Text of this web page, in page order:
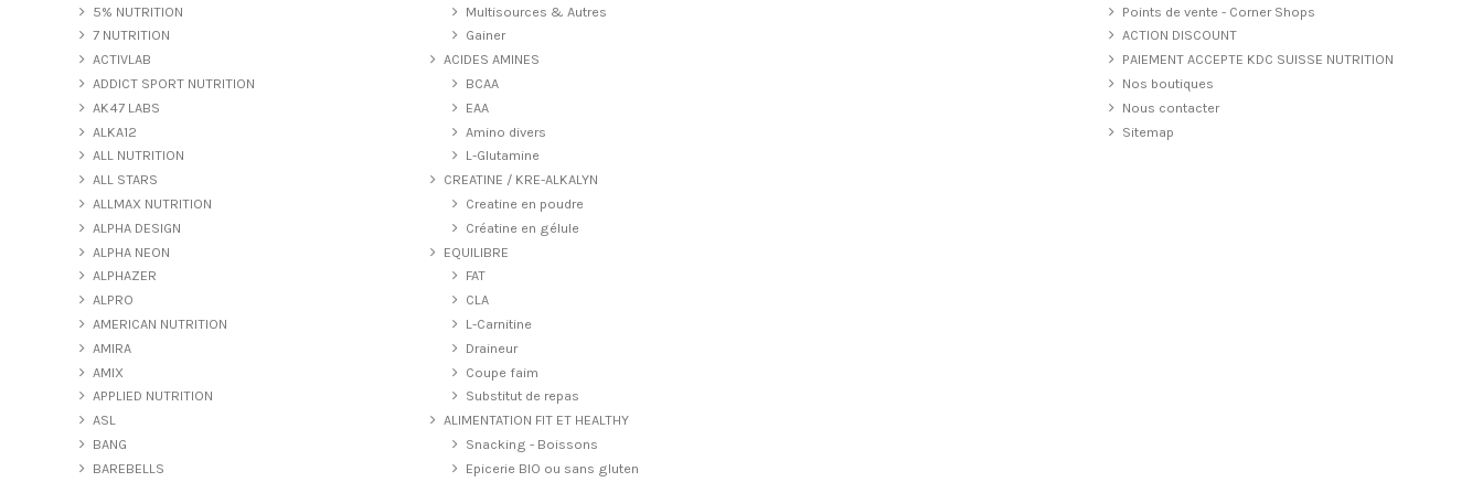
5% NUTRITION
7 NUTRITION
ACTIVLAB
ADDICT SPORT NUTRITION
AK47 LABS
ALKA12
ALL NUTRITION
ALL STARS
ALLMAX NUTRITION
ALPHA DESIGN
ALPHA NEON
ALPHAZER
ALPRO
AMERICAN NUTRITION
AMIRA
AMIX
APPLIED NUTRITION
ASL
BANG
BAREBELLS
Multisources & Autres
Gainer
ACIDES AMINES
BCAA
EAA
Amino divers
L-Glutamine
CREATINE / KRE-ALKALYN
Creatine en poudre
Créatine en gélule
EQUILIBRE
FAT
CLA
L-Carnitine
Draineur
Coupe faim
Substitut de repas
ALIMENTATION FIT ET HEALTHY
Snacking - Boissons
Epicerie BIO ou sans gluten
Points de vente - Corner Shops
ACTION DISCOUNT
PAIEMENT ACCEPTE KDC SUISSE NUTRITION
Nos boutiques
Nous contacter
Sitemap